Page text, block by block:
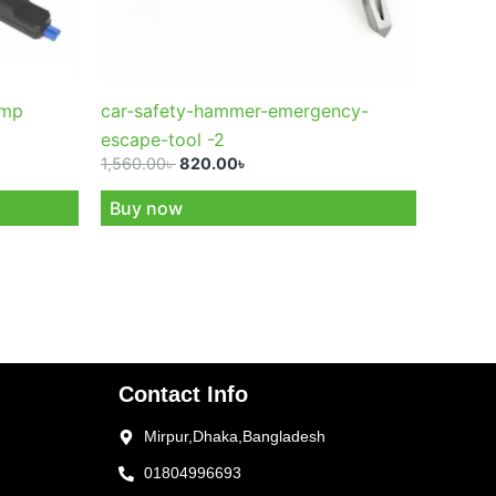
car-safety-hammer-emergency-
escape-tool -2
1,560.00৳820.00৳
Add to cart
Buy now
Contact Info
Mirpur,Dhaka,Bangladesh
01804996693